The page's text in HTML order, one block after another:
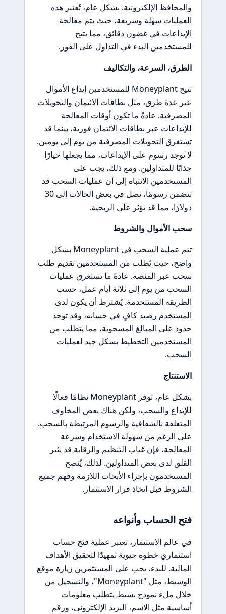
والمحافظ الإلكترونية. بشكل عام، تُعتبر هذه
العمليات سهلة وسريعة، حيث يتم معالجة
الإيداعات في غضون دقائق، مما يتيح
للمستخدمين البدء في التداول على الفور.
الطرق، السرعة، والتكاليف
تتيح Moneyplant للمستخدمين إيداع الأموال
عبر عدة طرق، مثل بطاقات الائتمان والتحويلات
المصرفية. عادةً ما تكون أوقات المعالجة
للإيداعات عبر بطاقات الائتمان فورية، بينما قد
تستغرق التحويلات المصرفية من يوم إلى يومين.
لا توجد رسوم على الإيداعات، مما يجعلها خيارًا
جذابًا للمتداولين. ومع ذلك، يجب على
المستخدمين الانتباه إلى أن عمليات السحب قد
تتضمن رسومًا، تصل في بعض الحالات إلى 30
دولارًا، مما قد يؤثر على الربحية.
سحب الأموال والشروط
تتم عملية السحب في Moneyplant بشكل
واضح، حيث يُطلب من المستخدمين تقديم طلب
سحب عبر المنصة. عادةً ما تستغرق عمليات
السحب من يوم إلى ثلاثة أيام عمل، حسب
الطريقة المستخدمة. يُشترط أن يكون لدى
المستخدم رصيد كافٍ في حسابه، وقد توجد
حدود على المبالغ المسحوبة، مما يتطلب من
المستخدمين التخطيط بشكل جيد لعمليات
السحب.
الاستنتاج
بشكل عام، توفر Moneyplant نظامًا فعالًا
للإيداع والسحب، ولكن هناك بعض المخاوف
المتعلقة بالشفافية والرسوم المرتبطة بالسحب.
على الرغم من سهولة الاستخدام وسرعة
المعالجة، فإن غياب التنظيم والرقابة قد يثير
القلق لدى بعض المتداولين. لذلك، يُنصح
المستخدمون بإجراء الأبحاث اللازمة وفهم جميع
الشروط قبل اتخاذ قرار الاستثمار.
فتح الحساب وأنواعه
في عالم الاستثمار، تعتبر عملية فتح حساب
استثماري خطوة حيوية تمهيدًا لتحقيق الأهداف
المالية. للبدء، يجب على المستثمرين زيارة موقع
الوسيط، مثل "Moneyplant"، والتسجيل من
خلال ملء نموذج بسيط يتطلب معلومات
أساسية مثل الاسم، البريد الإلكتروني، ورقم